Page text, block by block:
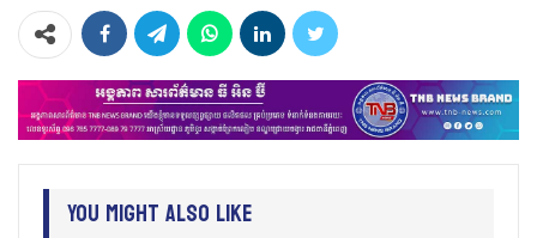
You Might Also Like